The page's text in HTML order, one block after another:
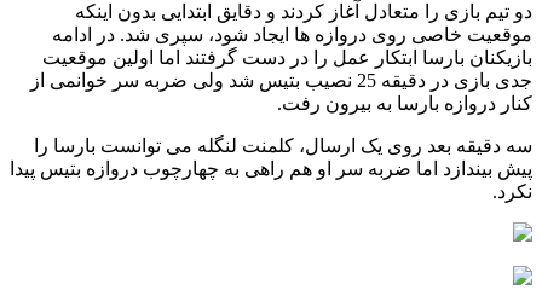
دو تیم بازی را متعادل آغاز کردند و دقایق ابتدایی بدون اینکه
موقعیت خاصی روی دروازه ها ایجاد شود، سپری شد. در ادامه
بازیکنان بارسا ابتکار عمل را در دست گرفتند اما اولین موقعیت
جدی بازی در دقیقه 25 نصیب بتیس شد ولی ضربه سر خوانمی از
کنار دروازه بارسا به بیرون رفت.
سه دقیقه بعد روی یک ارسال، کلمنت لنگله می توانست بارسا را
پیش بیندازد اما ضربه سر او هم راهی به چهارچوب دروازه بتیس پیدا
نکرد.